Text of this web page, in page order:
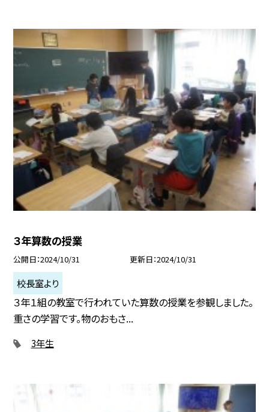
３年算数の授業
公開日 2024/10/31 更新日 2024/10/31
校長室より
３年１組の教室で行われていた算数の授業を参観しました。
重さの学習です。物のおもさ...
3年生